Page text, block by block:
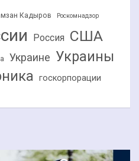
Кадыров Роскомнадзор
Россия США
Украине Украины
госкорпорации